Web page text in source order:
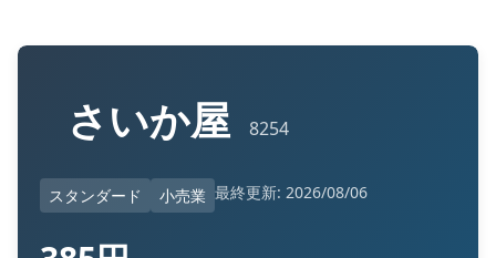
さいか屋 8254
スタンダード 小売業 最終更新: 2026/08/06